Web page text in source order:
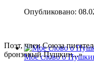
Мое слово о
Опубликовано:
Поэт, член Союза
бронзовый Пушкин...»